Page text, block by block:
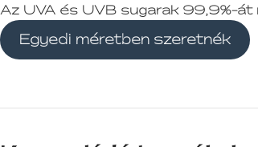
Az UVA és UVB sugarak 99,9%-át
Egyedi méretben szeretnék